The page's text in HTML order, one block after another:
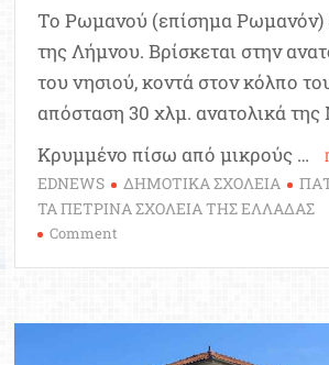
Το Ρωμανού (επίσημα Ρωμανόν)
της Λήμνου. Βρίσκεται στην
του νησιού, κοντά στον κόλπο
απόσταση 30 χλμ. ανατολικά της
Κρυμμένο πίσω από μικρούς …
EDNEWS ΔΗΜΟΤΙΚΑ ΣΧΟΛΕΙΑ
ΤΑ ΠΕΤΡΙΝΑ ΣΧΟΛΕΙΑ ΤΗΣ ΕΛΛΑΔΑΣ
Comment
Δημοτικό